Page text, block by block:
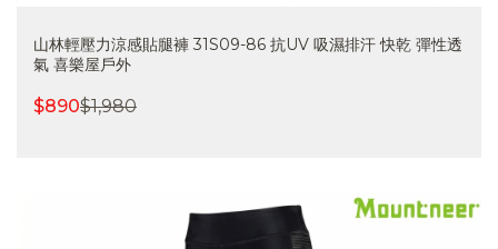
山林輕壓力涼感貼腿褲 31S09-86 抗UV 吸濕排汗 快乾 彈性透
氣 喜樂屋戶外
$890$1,980